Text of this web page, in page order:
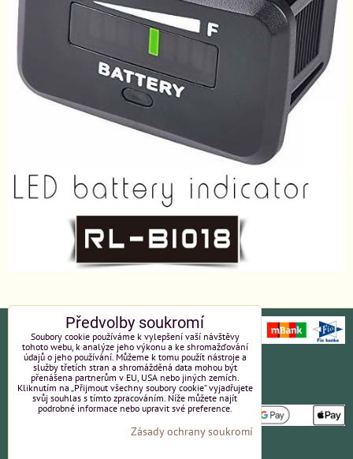
Ochrana osobních údajů
Platební údaje
Obchodní podmínky
Reklamace
Předvolby soukromí
Soubory cookie používáme k vylepšení vaší návštěvy
tohoto webu, k analýze jeho výkonu a ke shromažďování
údajů o jeho používání. Můžeme k tomu použít nástroje a
služby třetích stran a shromážděná data mohou být
přenášena partnerům v EU, USA nebo jiných zemích.
Kliknutím na „Přijmout všechny soubory cookie“ vyjadřujete
svůj souhlas s tímto zpracováním. Níže můžete najít
podrobné informace nebo upravit své preference.
Zásady ochrany soukromí